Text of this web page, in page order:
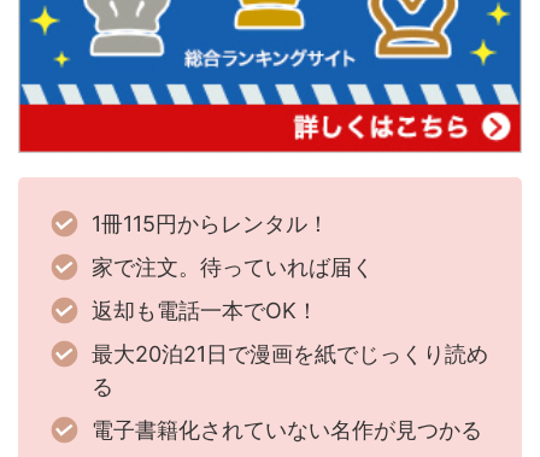
1冊115円からレンタル！
家で注文。待っていれば届く
返却も電話一本でOK！
最大20泊21日で漫画を紙でじっくり読め
る
電子書籍化されていない名作が見つかる